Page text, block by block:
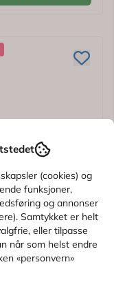
(cookies) og
funksjoner,
og annonser
Samtykket er helt
eller tilpasse
når som helst endre
«personvern»